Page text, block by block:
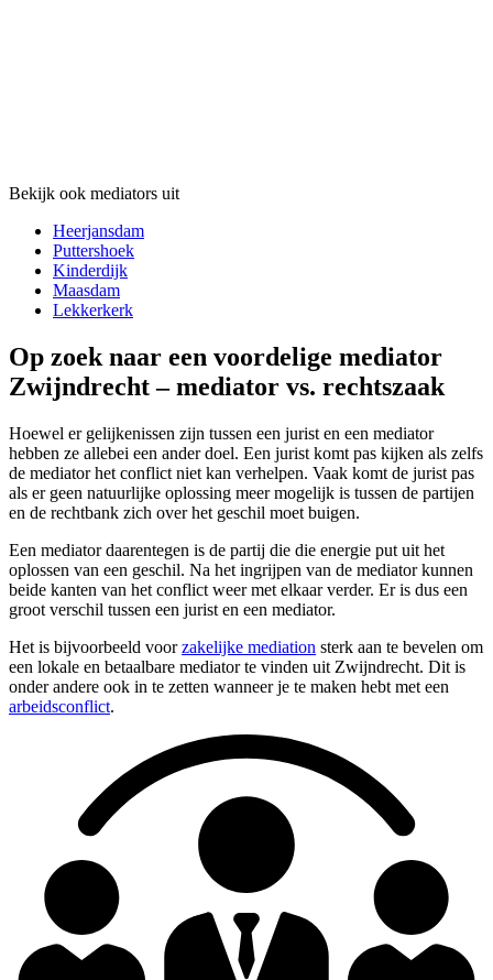
Bekijk ook mediators uit
Heerjansdam
Puttershoek
Kinderdijk
Maasdam
Lekkerkerk
Op zoek naar een voordelige mediator
Zwijndrecht – mediator vs. rechtszaak
Hoewel er gelijkenissen zijn tussen een jurist en een mediator
hebben ze allebei een ander doel. Een jurist komt pas kijken als zelfs
de mediator het conflict niet kan verhelpen. Vaak komt de jurist pas
als er geen natuurlijke oplossing meer mogelijk is tussen de partijen
en de rechtbank zich over het geschil moet buigen.
Een mediator daarentegen is de partij die die energie put uit het
oplossen van een geschil. Na het ingrijpen van de mediator kunnen
beide kanten van het conflict weer met elkaar verder. Er is dus een
groot verschil tussen een jurist en een mediator.
Het is bijvoorbeeld voorzakelijke mediation sterk aan te bevelen om
een lokale en betaalbare mediator te vinden uit Zwijndrecht. Dit is
onder andere ook in te zetten wanneer je te maken hebt met een
arbeidsconflict.